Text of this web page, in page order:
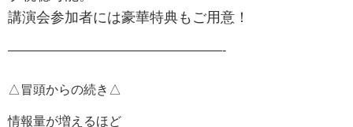
講演会参加者には豪華特典もご用意！
—————————————————-
△冒頭からの続き△
情報量が増えるほど